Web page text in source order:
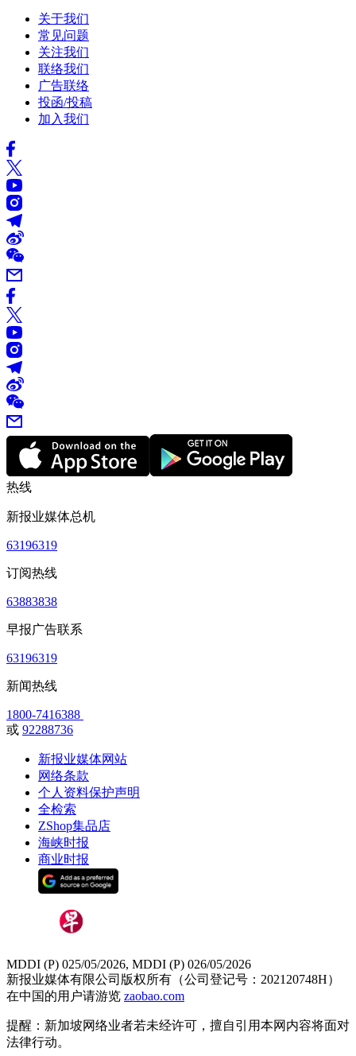
关于我们
常见问题
关注我们
联络我们
广告联络
投函/投稿
加入我们
热线
新报业媒体总机
63196319
订阅热线
63883838
早报广告联系
63196319
新闻热线
1800-7416388
或 92288736
新报业媒体网站
网络条款
个人资料保护声明
全检索
ZShop集品店
海峡时报
商业时报
MDDI (P) 025/05/2026, MDDI (P) 026/05/2026
新报业媒体有限公司版权所有（公司登记号：202120748H）
在中国的用户请游览 zaobao.com
提醒：新加坡网络业者若未经许可，擅自引用本网内容将面对
法律行动。